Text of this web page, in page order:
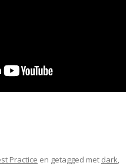
Practice en getagged met dark,